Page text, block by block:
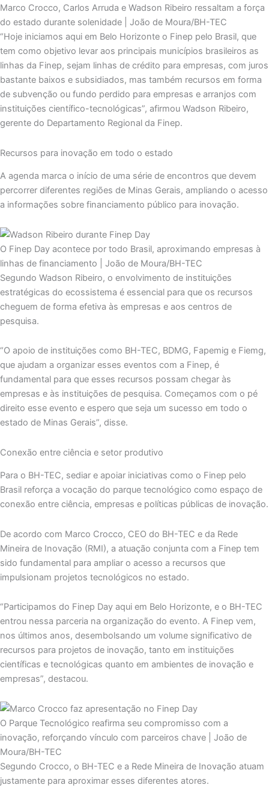
Marco Crocco, Carlos Arruda e Wadson Ribeiro ressaltam a força
do estado durante solenidade | João de Moura/BH-TEC
“Hoje iniciamos aqui em Belo Horizonte o Finep pelo Brasil, que
tem como objetivo levar aos principais municípios brasileiros as
linhas da Finep, sejam linhas de crédito para empresas, com juros
bastante baixos e subsidiados, mas também recursos em forma
de subvenção ou fundo perdido para empresas e arranjos com
instituições científico-tecnológicas”, afirmou Wadson Ribeiro,
gerente do Departamento Regional da Finep.
Recursos para inovação em todo o estado
A agenda marca o início de uma série de encontros que devem
percorrer diferentes regiões de Minas Gerais, ampliando o acesso
a informações sobre financiamento público para inovação.
O Finep Day acontece por todo Brasil, aproximando empresas à
linhas de financiamento | João de Moura/BH-TEC
Segundo Wadson Ribeiro, o envolvimento de instituições
estratégicas do ecossistema é essencial para que os recursos
cheguem de forma efetiva às empresas e aos centros de
pesquisa.
“O apoio de instituições como BH-TEC, BDMG, Fapemig e Fiemg,
que ajudam a organizar esses eventos com a Finep, é
fundamental para que esses recursos possam chegar às
empresas e às instituições de pesquisa. Começamos com o pé
direito esse evento e espero que seja um sucesso em todo o
estado de Minas Gerais”, disse.
Conexão entre ciência e setor produtivo
Para o BH-TEC, sediar e apoiar iniciativas como o Finep pelo
Brasil reforça a vocação do parque tecnológico como espaço de
conexão entre ciência, empresas e políticas públicas de inovação.
De acordo com Marco Crocco, CEO do BH-TEC e da Rede
Mineira de Inovação (RMI), a atuação conjunta com a Finep tem
sido fundamental para ampliar o acesso a recursos que
impulsionam projetos tecnológicos no estado.
“Participamos do Finep Day aqui em Belo Horizonte, e o BH-TEC
entrou nessa parceria na organização do evento. A Finep vem,
nos últimos anos, desembolsando um volume significativo de
recursos para projetos de inovação, tanto em instituições
científicas e tecnológicas quanto em ambientes de inovação e
empresas”, destacou.
O Parque Tecnológico reafirma seu compromisso com a
inovação, reforçando vínculo com parceiros chave | João de
Moura/BH-TEC
Segundo Crocco, o BH-TEC e a Rede Mineira de Inovação atuam
justamente para aproximar esses diferentes atores.